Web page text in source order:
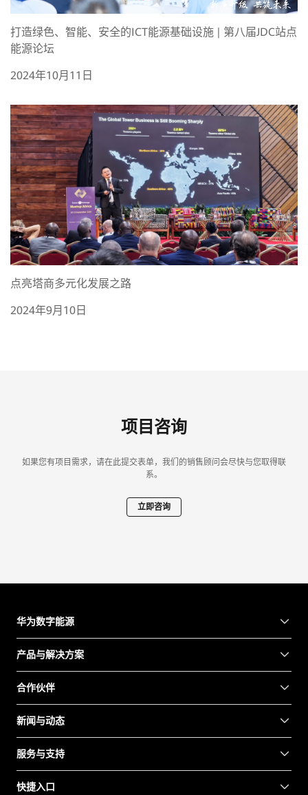
打造绿色、智能、安全的ICT能源基础设施 | 第八届JDC站点
能源论坛
2024年10月11日
点亮塔商多元化发展之路
2024年9月10日
项目咨询
如果您有项目需求，请在此提交表单，我们的销售顾问会尽快与您取得联
系。
立即咨询
华为数字能源
产品与解决方案
合作伙伴
新闻与动态
服务与支持
快捷入口